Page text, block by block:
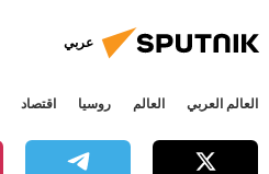
عربي
العالم العربي العالم روسيا اقتصاد